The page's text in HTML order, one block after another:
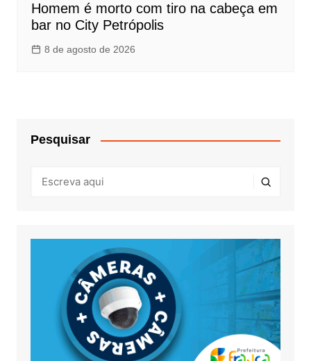
Homem é morto com tiro na cabeça em
bar no City Petrópolis
8 de agosto de 2026
Pesquisar